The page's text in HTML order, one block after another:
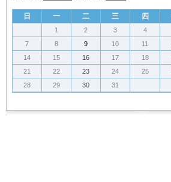
日 一 二 三 四
1 2 3 4
7
8 9 10 11
14
15 16 17 18
21
22 23 24 25
28
29 30 31